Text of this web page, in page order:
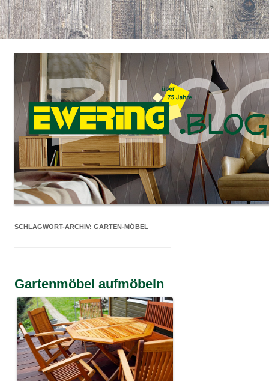
SCHLAGWORT-ARCHIV: GARTEN-MÖBEL
Gartenmöbel aufmöbeln